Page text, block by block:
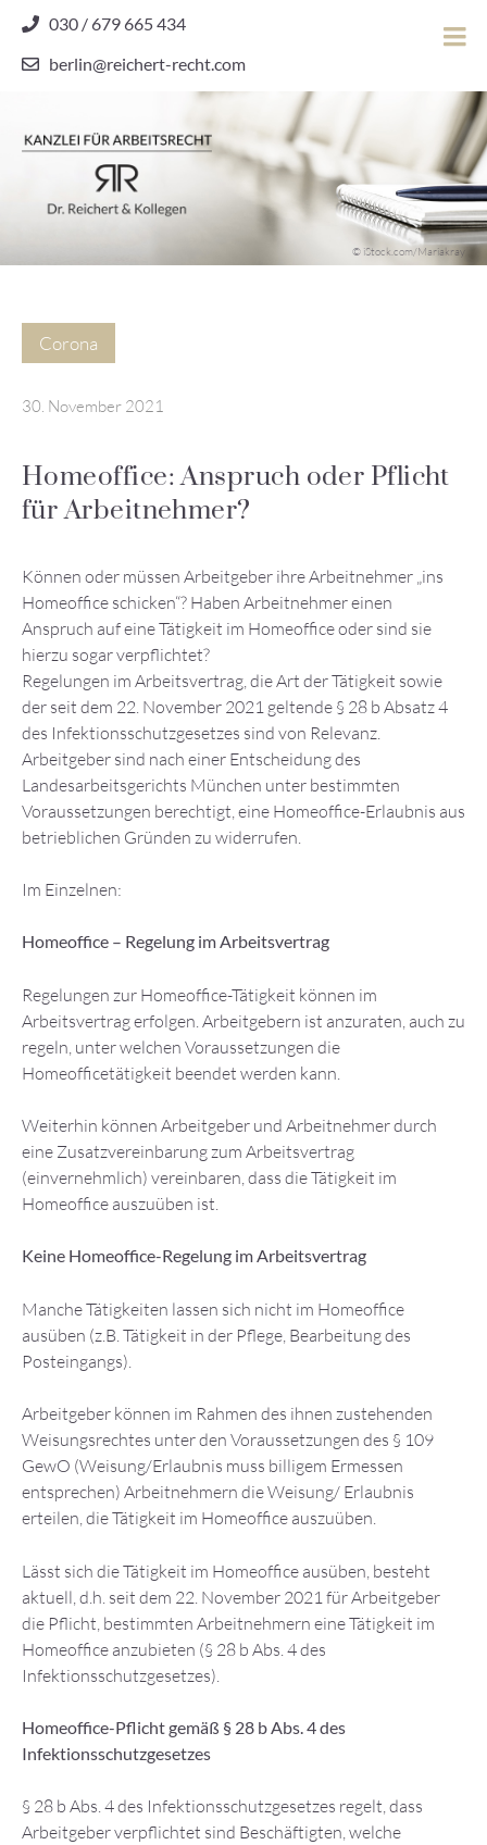
content
030 / 679 665 434
berlin@reichert-recht.com
Dr.
Reichert
© iStock.com/Mariakray
Corona
30. November 2021
Homeoffice: Anspruch oder Pflicht
für Arbeitnehmer?
Können oder müssen Arbeitgeber ihre Arbeitnehmer „ins
Homeoffice schicken“? Haben Arbeitnehmer einen
Anspruch auf eine Tätigkeit im Homeoffice oder sind sie
hierzu sogar verpflichtet?
Regelungen im Arbeitsvertrag, die Art der Tätigkeit sowie
der seit dem 22. November 2021 geltende § 28 b Absatz 4
des Infektionsschutzgesetzes sind von Relevanz.
Arbeitgeber sind nach einer Entscheidung des
Landesarbeitsgerichts München unter bestimmten
Voraussetzungen berechtigt, eine Homeoffice-Erlaubnis aus
betrieblichen Gründen zu widerrufen.
Im Einzelnen:
Homeoffice – Regelung im Arbeitsvertrag
Regelungen zur Homeoffice-Tätigkeit können im
Arbeitsvertrag erfolgen. Arbeitgebern ist anzuraten, auch zu
regeln, unter welchen Voraussetzungen die
Homeofficetätigkeit beendet werden kann.
Weiterhin können Arbeitgeber und Arbeitnehmer durch
eine Zusatzvereinbarung zum Arbeitsvertrag
(einvernehmlich) vereinbaren, dass die Tätigkeit im
Homeoffice auszuüben ist.
Keine Homeoffice-Regelung im Arbeitsvertrag
Manche Tätigkeiten lassen sich nicht im Homeoffice
ausüben (z.B. Tätigkeit in der Pflege, Bearbeitung des
Posteingangs).
Arbeitgeber können im Rahmen des ihnen zustehenden
Weisungsrechtes unter den Voraussetzungen des § 109
GewO (Weisung/Erlaubnis muss billigem Ermessen
entsprechen) Arbeitnehmern die Weisung/ Erlaubnis
erteilen, die Tätigkeit im Homeoffice auszuüben.
Lässt sich die Tätigkeit im Homeoffice ausüben, besteht
aktuell, d.h. seit dem 22. November 2021 für Arbeitgeber
die Pflicht, bestimmten Arbeitnehmern eine Tätigkeit im
Homeoffice anzubieten (§ 28 b Abs. 4 des
Infektionsschutzgesetzes).
Homeoffice-Pflicht gemäß § 28 b Abs. 4 des
Infektionsschutzgesetzes
§ 28 b Abs. 4 des Infektionsschutzgesetzes regelt, dass
Arbeitgeber verpflichtet sind Beschäftigten, welche